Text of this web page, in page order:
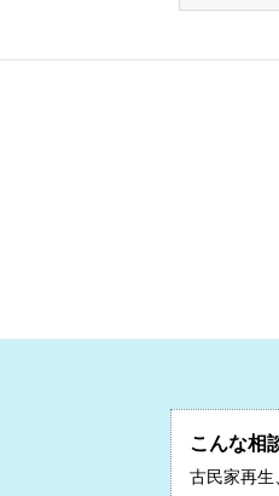
こんな相
古民家再